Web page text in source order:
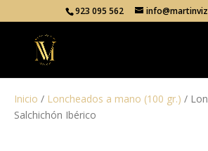
923 095 562
Inicio / Loncheados a mano (100 gr.) /
Salchichón Ibérico